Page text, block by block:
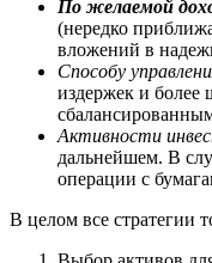
По желаемой
(нередко
вложений в
Способу
издержек и более
Активности
дальнейшем. В
операции с
В целом все стратегии